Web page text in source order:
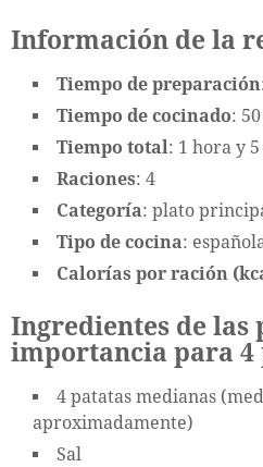
Información de la
Tiempo de preparación
Tiempo de cocinado:
Tiempo total: 1 hora y
Raciones: 4
Categoría: plato
Tipo de cocina:
Calorías por ración
Ingredientes de las
importancia para 4
4 patatas medianas
aproximadamente)
Sal